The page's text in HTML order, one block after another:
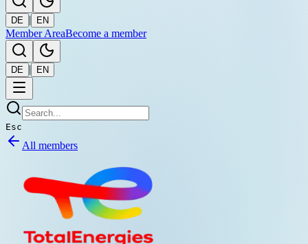
DE | EN
Member AreaBecome a member
DE | EN
Esc
All members